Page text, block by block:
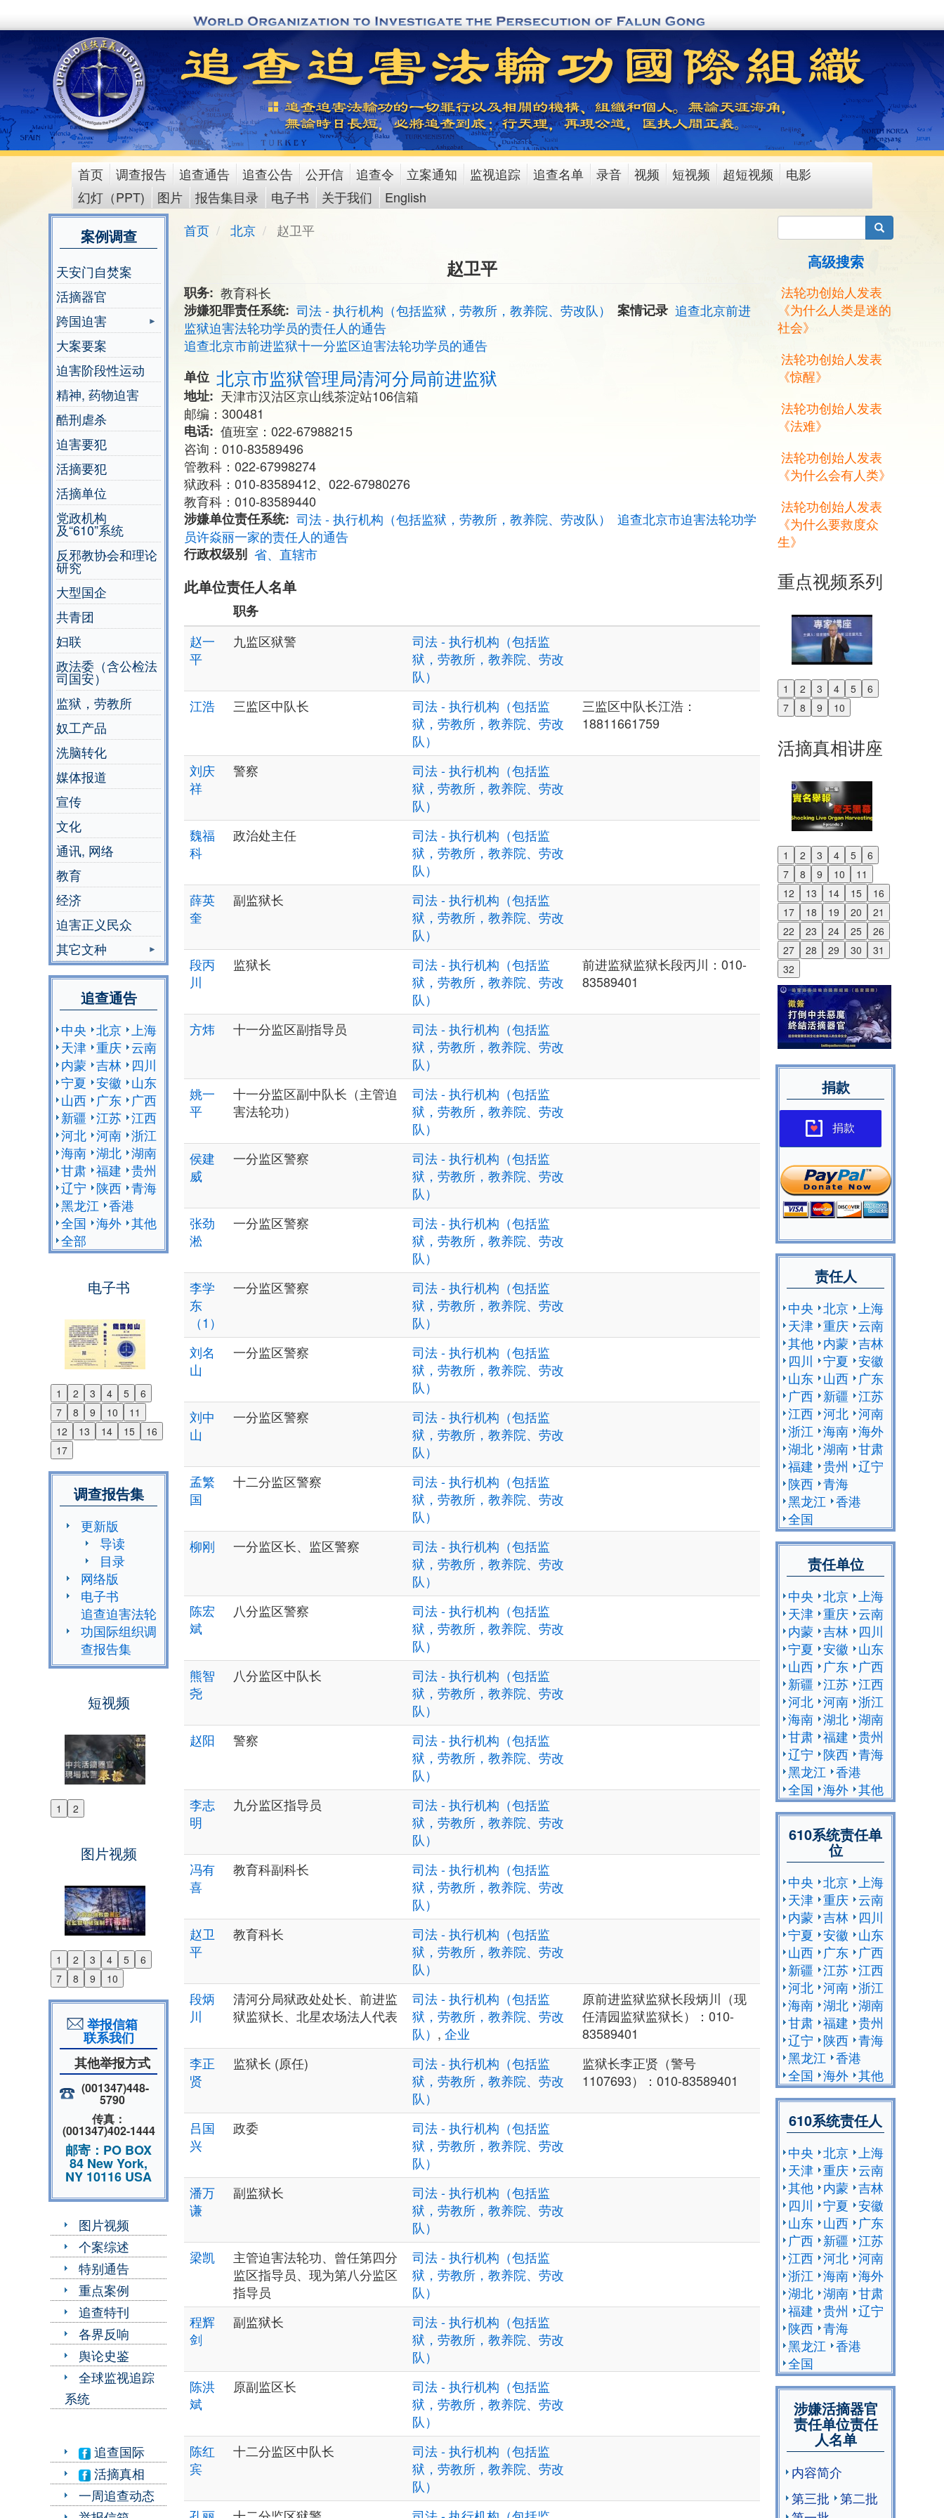
to
content
main
menu
首页 调查报告 追查通告 追查公告 公开信 追查令 立案通知 监视追踪 追查名单 录音 视频 短视频 超短视频
电影
幻灯（PPT)
图片 报告集目录 电子书 关于我们 English
案例调查
天安门自焚案
活摘器官
跨国迫害
大案要案
迫害阶段性运动
精神, 药物迫害
酷刑虐杀
迫害要犯
活摘要犯
活摘单位
党政机构
及“610”系统
反邪教协会和理论
研究
大型国企
共青团
妇联
政法委（含公检法
司国安）
监狱，劳教所
奴工产品
洗脑转化
媒体报道
宣传
文化
通讯, 网络
教育
经济
迫害正义民众
其它文种
追查通告
中央 北京 上海
天津 重庆 云南
内蒙 吉林
四川
宁夏 安徽
山东
山西
广东
广西
新疆 江苏 江西
河北 河南 浙江
海南 湖北 湖南
甘肃 福建 贵州
辽宁
陕西 青海
黑龙江 香港
全国 海外 其他
全部
电子书
1 2 3 4 5
6
7
8 9 10
11
12
13 14 15
16
17
Previous
Next
调查报告集
更新版
导读
目录
网络版
电子书
追查迫害法轮
功国际组织调
查报告集
短视频
1 2
Previous
图片视频
1 2 3 4 5
6
7
8 9 10
Previous
Next
举报信箱
联系我们
其他举报方式
(001347)448-
5790
传真：
(001347)402-1444
邮寄：PO BOX
84 New York,
NY 10116 USA
图片视频
个案综述
特别通告
重点案例
追查特刊
各界反响
舆论史鉴
全球监视追踪
系统
追查国际
活摘真相
一周追查动态
首页 北京 赵卫平
赵卫平
职务
教育科长
涉嫌犯罪责任系统
司法 - 执行机构（包括监狱，劳教所，教养院、劳改队） 案情记录 追查北京前进
监狱迫害法轮功学员的责任人的通告
追查北京市前进监狱十一分监区迫害法轮功学员的通告
单位 北京市监狱管理局清河分局前进监狱
地址
天津市汉沽区京山线茶淀站106信箱
邮编：300481
电话
值班室：022-67988215
咨询：010-83589496
管教科：022-67998274
狱政科：010-83589412、022-67980276
教育科：010-83589440
涉嫌单位责任系统
司法 - 执行机构（包括监狱，劳教所，教养院、劳改队）
追查北京市迫害法轮功学
员许焱丽一家的责任人的通告
行政权级别 省、直辖市
此单位责任人名单
职务
赵一
平
九监区狱警
司法 - 执行机构（包括监
狱，劳教所，教养院、劳改
队）
江浩
三监区中队长
司法 - 执行机构（包括监
狱，劳教所，教养院、劳改
队）
三监区中队长江浩：
18811661759
刘庆
祥
警察
司法 - 执行机构（包括监
狱，劳教所，教养院、劳改
队）
魏福
科
政治处主任
司法 - 执行机构（包括监
狱，劳教所，教养院、劳改
队）
薛英
奎
副监狱长
司法 - 执行机构（包括监
狱，劳教所，教养院、劳改
队）
段丙
川
监狱长
司法 - 执行机构（包括监
狱，劳教所，教养院、劳改
队）
前进监狱监狱长段丙川：010-
83589401
方炜 十一分监区副指导员
司法 - 执行机构（包括监
狱，劳教所，教养院、劳改
队）
姚一
平
十一分监区副中队长（主管迫
害法轮功）
司法 - 执行机构（包括监
狱，劳教所，教养院、劳改
队）
侯建
威
一分监区警察
司法 - 执行机构（包括监
狱，劳教所，教养院、劳改
队）
张劲
淞
一分监区警察
司法 - 执行机构（包括监
狱，劳教所，教养院、劳改
队）
李学
东
（1）
一分监区警察
司法 - 执行机构（包括监
狱，劳教所，教养院、劳改
队）
刘名
山
一分监区警察
司法 - 执行机构（包括监
狱，劳教所，教养院、劳改
队）
刘中
山
一分监区警察
司法 - 执行机构（包括监
狱，劳教所，教养院、劳改
队）
孟繁
国
十二分监区警察
司法 - 执行机构（包括监
狱，劳教所，教养院、劳改
队）
柳刚
一分监区长、监区警察
司法 - 执行机构（包括监
狱，劳教所，教养院、劳改
队）
陈宏
斌
八分监区警察
司法 - 执行机构（包括监
狱，劳教所，教养院、劳改
队）
熊智
尧
八分监区中队长
司法 - 执行机构（包括监
狱，劳教所，教养院、劳改
队）
赵阳
警察
司法 - 执行机构（包括监
狱，劳教所，教养院、劳改
队）
李志
明
九分监区指导员
司法 - 执行机构（包括监
狱，劳教所，教养院、劳改
队）
冯有
喜
教育科副科长
司法 - 执行机构（包括监
狱，劳教所，教养院、劳改
队）
赵卫
平
教育科长
司法 - 执行机构（包括监
狱，劳教所，教养院、劳改
队）
段炳
川
清河分局狱政处处长、前进监
狱监狱长、北星农场法人代表
司法 - 执行机构（包括监
狱，劳教所，教养院、劳改
队） , 企业
原前进监狱监狱长段炳川（现
任清园监狱监狱长）：010-
83589401
李正
贤
监狱长 (原任)
司法 - 执行机构（包括监
狱，劳教所，教养院、劳改
队）
监狱长李正贤（警号
1107693）：010-83589401
吕国
兴
政委
司法 - 执行机构（包括监
狱，劳教所，教养院、劳改
队）
潘万
谦
副监狱长
司法 - 执行机构（包括监
狱，劳教所，教养院、劳改
队）
梁凯
主管迫害法轮功、曾任第四分
监区指导员、现为第八分监区
指导员
司法 - 执行机构（包括监
狱，劳教所，教养院、劳改
队）
程辉
剑
副监狱长
司法 - 执行机构（包括监
狱，劳教所，教养院、劳改
队）
陈洪
斌
原副监区长
司法 - 执行机构（包括监
狱，劳教所，教养院、劳改
队）
陈红
宾
十二分监区中队长
司法 - 执行机构（包括监
狱，劳教所，教养院、劳改
队）
搜索
高级搜索
法轮功创始人发表
《为什么人类是迷的
社会》
法轮功创始人发表
《惊醒》
法轮功创始人发表
《法难》
法轮功创始人发表
《为什么会有人类》
法轮功创始人发表
《为什么要救度众
生》
重点视频系列
1 2 3 4 5
6
7
8 9 10
Previous
Next
活摘真相讲座
1 2 3 4 5
6
7
8 9 10
11
12
13 14 15
16
17
18 19 20
21
22
23 24 25
26
27
28 29 30
31
32
Previous
Next
捐款
捐款
责任人
中央 北京
上海
天津 重庆 云南
其他 内蒙 吉林
四川
宁夏 安徽
山东 山西
广东
广西 新疆 江苏
江西 河北 河南
浙江 海南 海外
湖北 湖南 甘肃
福建 贵州
辽宁
陕西 青海
黑龙江 香港
全国
责任单位
中央 北京
上海
天津 重庆 云南
内蒙 吉林
四川
宁夏 安徽
山东
山西
广东
广西
新疆 江苏 江西
河北 河南 浙江
海南 湖北 湖南
甘肃 福建 贵州
辽宁
陕西 青海
黑龙江 香港
全国 海外 其他
610系统责任单
位
中央 北京
上海
天津 重庆 云南
内蒙 吉林
四川
宁夏 安徽
山东
山西
广东
广西
新疆 江苏 江西
河北 河南 浙江
海南 湖北 湖南
甘肃 福建 贵州
辽宁
陕西 青海
黑龙江 香港
全国 海外 其他
610系统责任人
中央 北京
上海
天津 重庆 云南
其他 内蒙 吉林
四川
宁夏 安徽
山东 山西
广东
广西 新疆 江苏
江西 河北 河南
浙江 海南 海外
湖北 湖南 甘肃
福建 贵州
辽宁
陕西 青海
黑龙江 香港
全国
涉嫌活摘器官
责任单位责任
人名单
内容简介
第三批
第二批